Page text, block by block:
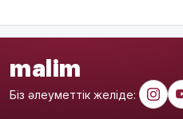
malim
Біз әлеуметтік желіде: